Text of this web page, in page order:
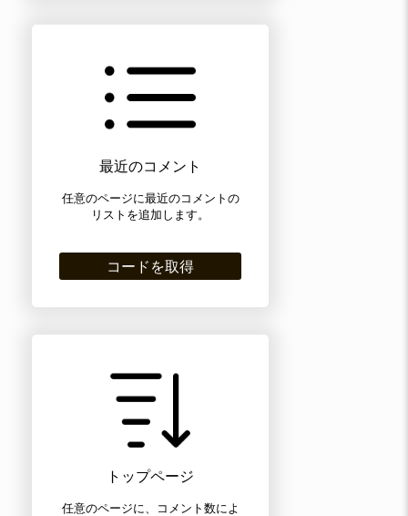
最近のコメント
任意のページに最近のコメントの
リストを追加します。
コードを取得
トップページ
任意のページに、コメント数によ